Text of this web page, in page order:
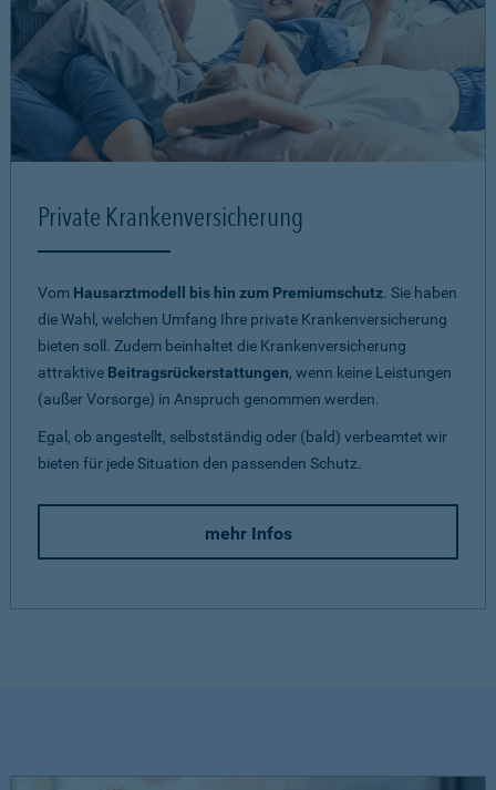
Private Krankenversicherung
Vom Hausarztmodell bis hin zum Premiumschutz. Sie haben
die Wahl, welchen Umfang Ihre private Krankenversicherung
bieten soll. Zudem beinhaltet die Krankenversicherung
attraktive Beitragsrückerstattungen, wenn keine Leistungen
(außer Vorsorge) in Anspruch genommen werden.
Egal, ob angestellt, selbstständig oder (bald) verbeamtet wir
bieten für jede Situation den passenden Schutz.
mehr Infos